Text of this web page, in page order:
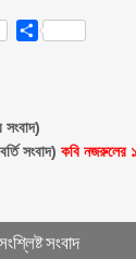
Share
সংবাদ)
সংবাদ) কবি নজরুলের
সংবাদ